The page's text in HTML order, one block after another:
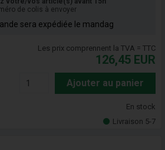
de colis à envoyer
sera expédiée le mandag
Les prix comprennent la TVA = TTC
126,45 EUR
Ajouter au panier
En stock
Livraison 5-7